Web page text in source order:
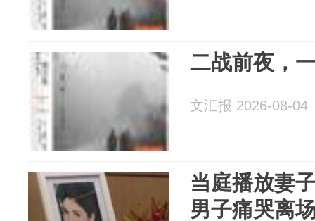
二战前夜，
文汇报 2026-08-04
当庭播放妻
男子痛哭离